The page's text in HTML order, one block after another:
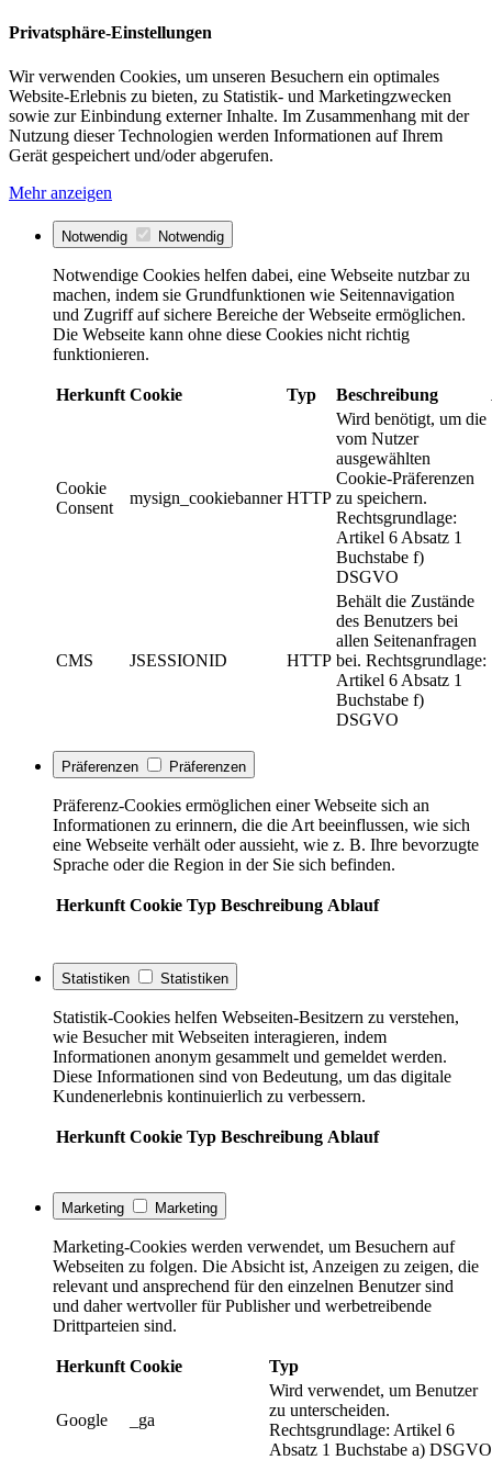
Privatsphäre-Einstellungen
Wir verwenden Cookies, um unseren Besuchern ein optimales
Website-Erlebnis zu bieten, zu Statistik- und Marketingzwecken
sowie zur Einbindung externer Inhalte. Im Zusammenhang mit der
Nutzung dieser Technologien werden Informationen auf Ihrem
Gerät gespeichert und/oder abgerufen.
Mehr anzeigen
Notwendig Notwendig
Notwendige Cookies helfen dabei, eine Webseite nutzbar zu
machen, indem sie Grundfunktionen wie Seitennavigation
und Zugriff auf sichere Bereiche der Webseite ermöglichen.
Die Webseite kann ohne diese Cookies nicht richtig
funktionieren.
Herkunft Cookie Typ Beschreibung
Cookie
Consent
mysign_cookiebanner HTTP
Wird benötigt, um die
vom Nutzer
ausgewählten
Cookie-Präferenzen
zu speichern.
Rechtsgrundlage:
Artikel 6 Absatz 1
Buchstabe f)
DSGVO
CMS JSESSIONID HTTP
Behält die Zustände
des Benutzers bei
allen Seitenanfragen
bei. Rechtsgrundlage:
Artikel 6 Absatz 1
Buchstabe f)
DSGVO
Präferenzen Präferenzen
Präferenz-Cookies ermöglichen einer Webseite sich an
Informationen zu erinnern, die die Art beeinflussen, wie sich
eine Webseite verhält oder aussieht, wie z. B. Ihre bevorzugte
Sprache oder die Region in der Sie sich befinden.
Herkunft Cookie Typ Beschreibung Ablauf
Statistiken Statistiken
Statistik-Cookies helfen Webseiten-Besitzern zu verstehen,
wie Besucher mit Webseiten interagieren, indem
Informationen anonym gesammelt und gemeldet werden.
Diese Informationen sind von Bedeutung, um das digitale
Kundenerlebnis kontinuierlich zu verbessern.
Herkunft Cookie Typ Beschreibung Ablauf
Marketing Marketing
Marketing-Cookies werden verwendet, um Besuchern auf
Webseiten zu folgen. Die Absicht ist, Anzeigen zu zeigen, die
relevant und ansprechend für den einzelnen Benutzer sind
und daher wertvoller für Publisher und werbetreibende
Drittparteien sind.
Herkunft Cookie Typ
Google _ga
Wird verwendet, um Benutzer
zu unterscheiden.
Rechtsgrundlage: Artikel 6
Absatz 1 Buchstabe a) DSGVO